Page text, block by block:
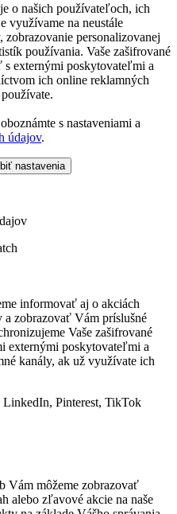
o našich používateľoch, ich
využívame na neustále
zobrazovanie personalizovanej
používania. Vaše zašifrované
s externými poskytovateľmi a
ich online reklamných
s nastaveniami a
údajov.
nastavenia
informovať aj o akciách
a zobrazovať Vám príslušné
Vaše zašifrované
externými poskytovateľmi a
kanály, ak už využívate ich
Pinterest, TikTok
Vám môžeme zobrazovať
alebo zľavové akcie na naše